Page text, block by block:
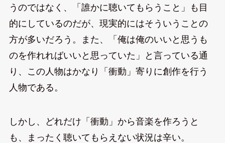
うのではなく、「誰かに聴いてもらうこと」も目
的にしているのだが、現実的にはそういうことの
方が多いだろう。また、「俺は俺のいいと思うも
のを作れればいいと思っていた」と言っている通
り、この人物はかなり「衝動」寄りに創作を行う
人物である。
しかし、どれだけ「衝動」から音楽を作ろうと
も、まったく聴いてもらえない状況は辛い。